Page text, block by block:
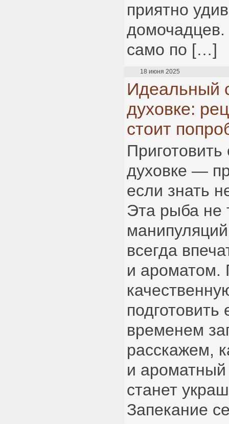
приятно
само по […]
18 июня 2025
Идеальный
духовке:
стоит
Приготовить
духовке —
если знать
Эта рыба не
всегда
и ароматом.
подготовить
временем
расскажем,
и ароматный
станет
Запекание